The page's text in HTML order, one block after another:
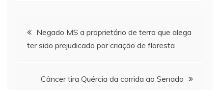
Navegação
de
Post
Negado MS a proprietário de terra que alega
ter sido prejudicado por criação de floresta
Câncer tira Quércia da corrida ao Senado